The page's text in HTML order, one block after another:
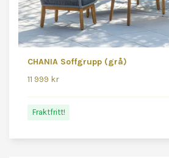
CHANIA Soffgrupp (grå)
11 999 kr
Fraktfritt!